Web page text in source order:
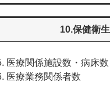
10.保健衛生
医療関係施設数・病床数
医療業務関係者数